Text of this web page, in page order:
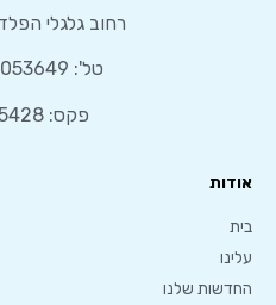
אודות
בית
עלינו
החדשות שלנו
רחוב גלגלי הפלדה 18,
טל':
פקס: 09-9555428